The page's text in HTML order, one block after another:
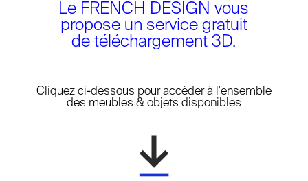
NEW LAYER
Le FRENCH DESIGN vous
propose un service gratuit
de téléchargement 3D.
Cliquez ci-dessous pour accèder à l'ensemble
des meubles & objets disponibles